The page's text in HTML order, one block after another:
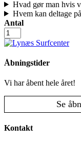
Hvad gør man hvis
Hvem kan deltage
Antal
Windsurf
kursus
introduktion
(Hold)
antal
Åbningstider
Vi har åbent hele året!
Se
Kontakt